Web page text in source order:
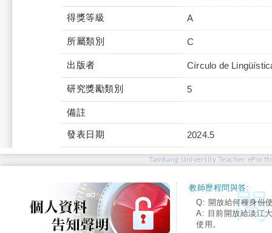
得獎等級 A
所屬類別 C
出版者 Círculo de
研究獎勵類別 5
備註
發表日期 2024.5
Tamkang University Teacher
教師歷程問與答:
Q: 開放給何種身份
A: 目前開放給淡江
使用。